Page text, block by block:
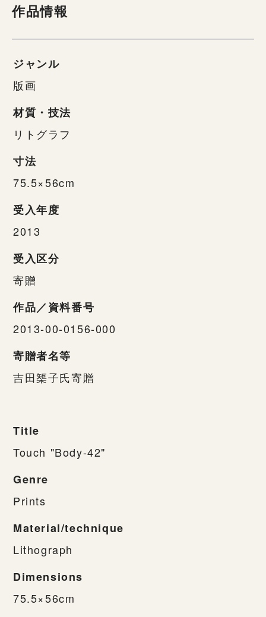
作品情報
ジャンル
版画
材質・技法
リトグラフ
寸法
75.5×56cm
受入年度
2013
受入区分
寄贈
作品／資料番号
2013-00-0156-000
寄贈者名等
吉田榘子氏寄贈
Title
Touch "Body-42"
Genre
Prints
Material/technique
Lithograph
Dimensions
75.5×56cm